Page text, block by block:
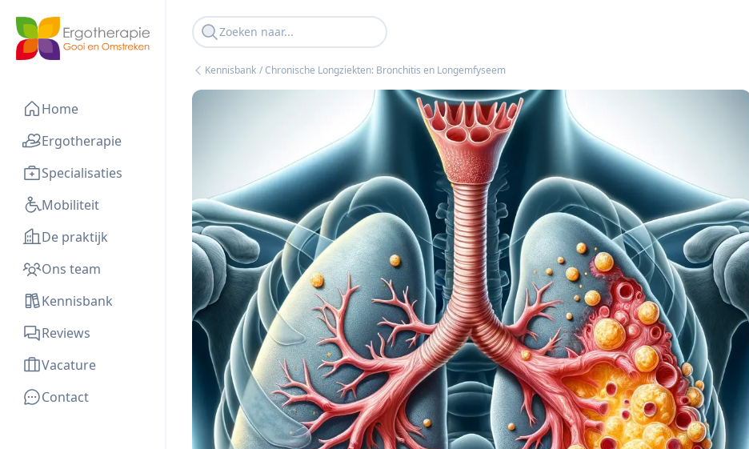
Home
Ergotherapie
Specialisaties
Mobiliteit
De praktijk
Ons team
Kennisbank
Reviews
Vacature
Contact
Kennisbank / Chronische Longziekten: Bronchitis en Longemfyseem